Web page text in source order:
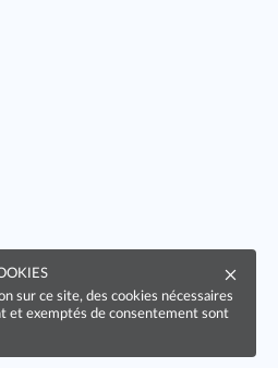
sur ce site, des cookies nécessaires
et exemptés de consentement sont